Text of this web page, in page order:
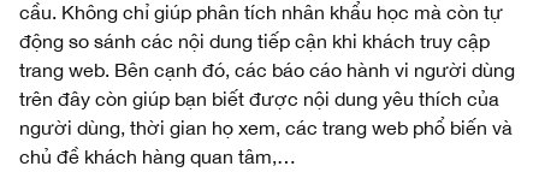
cầu. Không chỉ giúp phân tích nhân khẩu học mà còn tự
động so sánh các nội dung tiếp cận khi khách truy cập
trang web. Bên cạnh đó, các báo cáo hành vi người dùng
trên đây còn giúp bạn biết được nội dung yêu thích của
người dùng, thời gian họ xem, các trang web phổ biến và
chủ đề khách hàng quan tâm,…